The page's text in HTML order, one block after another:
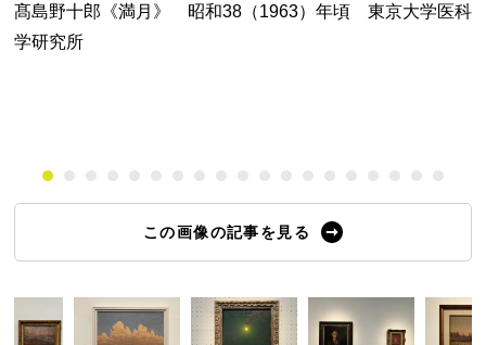
髙島野十郎《満月》 昭和38（1963）年頃 東京大学医科
学研究所
この画像の記事を見る